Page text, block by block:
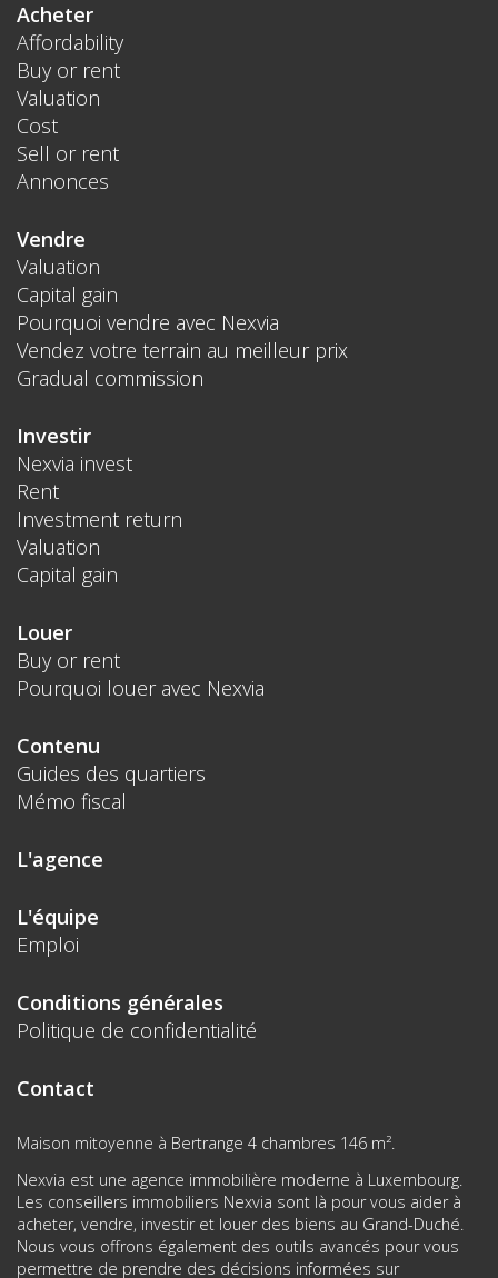
Acheter
Affordability
Buy or rent
Valuation
Cost
Sell or rent
Annonces
Vendre
Valuation
Capital gain
Pourquoi vendre avec Nexvia
Vendez votre terrain au meilleur prix
Gradual commission
Investir
Nexvia invest
Rent
Investment return
Valuation
Capital gain
Louer
Buy or rent
Pourquoi louer avec Nexvia
Contenu
Guides des quartiers
Mémo fiscal
L'agence
L'équipe
Emploi
Conditions générales
Politique de confidentialité
Contact
Maison mitoyenne à Bertrange 4 chambres 146 m².
Nexvia est une agence immobilière moderne à Luxembourg.
Les conseillers immobiliers Nexvia sont là pour vous aider à
acheter, vendre, investir et louer des biens au Grand-Duché.
Nous vous offrons également des outils avancés pour vous
permettre de prendre des décisions informées sur